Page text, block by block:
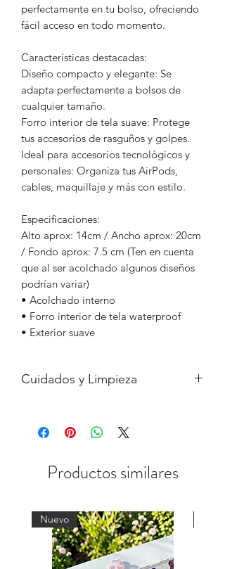
perfectamente en tu bolso, ofreciendo
fácil acceso en todo momento.
Características destacadas:
Diseño compacto y elegante: Se
adapta perfectamente a bolsos de
cualquier tamaño.
Forro interior de tela suave: Protege
tus accesorios de rasguños y golpes.
Ideal para accesorios tecnológicos y
personales: Organiza tus AirPods,
cables, maquillaje y más con estilo.
Especificaciones:
Alto aprox: 14cm / Ancho aprox: 20cm
/ Fondo aprox: 7.5 cm (Ten en cuenta
que al ser acolchado algunos diseños
podrían variar)
• Acolchado interno
• Forro interior de tela waterproof
• Exterior suave
Cuidados y Limpieza
- Planchar al reverso, no sobre la tela
con diseño.
Productos similares
Nuevo